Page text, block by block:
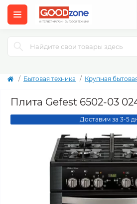
Бытовая техника Крупная
Плита Gefest 6502-03
Доставим за 3-5